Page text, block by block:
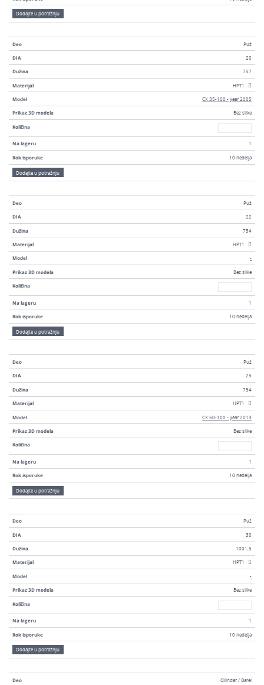
Dodajte u potražnju
Deo Puž
DIA 20
Dužina 757
Materijal HPT1
Model CX 35-100 - year 2005
Prikaz 3D modela Bez slike
Količina
Na lageru 1
Rok isporuke 10 nedelja
Dodajte u potražnju
Deo Puž
DIA 22
Dužina 754
Materijal HPT1
Model -
Prikaz 3D modela Bez slike
Količina
Na lageru 1
Rok isporuke 10 nedelja
Dodajte u potražnju
Deo Puž
DIA 25
Dužina 754
Materijal HPT1
Model CX 50-100 - year 2013
Prikaz 3D modela Bez slike
Količina
Na lageru 1
Rok isporuke 10 nedelja
Dodajte u potražnju
Deo Puž
DIA 30
Dužina 1001,5
Materijal HPT1
Model -
Prikaz 3D modela Bez slike
Količina
Na lageru 1
Rok isporuke 10 nedelja
Dodajte u potražnju
Deo Cilindar / Barel